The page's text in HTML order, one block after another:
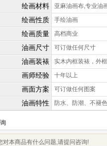
绘画材料 亚麻油画布,专业油
绘画性质 手绘油画
绘画质量 高档商业
油画尺寸 可订做任何尺寸
油画装裱 实木内框装裱，外
画师经验 十年以上
画面方案 可订做任何图案
油画特性 防水、防潮、不褪色
对本商品有什么问题,请提问咨询!